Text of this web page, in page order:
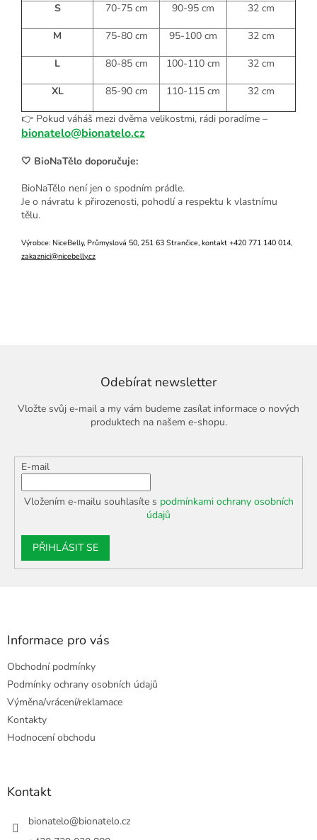
S 70-75 cm 90-95 cm 32 cm
M 75-80 cm 95-100 cm 32 cm
L 80-85 cm 100-110 cm 32 cm
XL 85-90 cm 110-115 cm 32 cm
👉 Pokud váháš mezi dvěma velikostmi, rádi poradíme –
bionatelo@bionatelo.cz
🤍 BioNaTělo doporučuje:
BioNaTělo není jen o spodním prádle.
Je o návratu k přirozenosti, pohodlí a respektu k vlastnímu
tělu.
Výrobce: NiceBelly, Průmyslová 50, 251 63 Strančice, kontakt +420 771 140 014,
zakaznici@nicebelly.cz
Odebírat newsletter
Vložte svůj e-mail a my vám budeme zasílat informace o nových
produktech na našem e-shopu.
E-mail
Vložením e-mailu souhlasíte s podmínkami ochrany osobních
údajů
PŘIHLÁSIT SE
Informace pro vás
Obchodní podmínky
Podmínky ochrany osobních údajů
Výměna/vrácení/reklamace
Kontakty
Hodnocení obchodu
Kontakt
bionatelo@bionatelo.cz